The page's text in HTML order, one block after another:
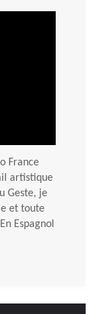
France
artistique
Geste, je
et toute
Espagnol